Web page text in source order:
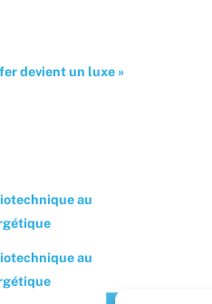
devient un luxe »
au
au